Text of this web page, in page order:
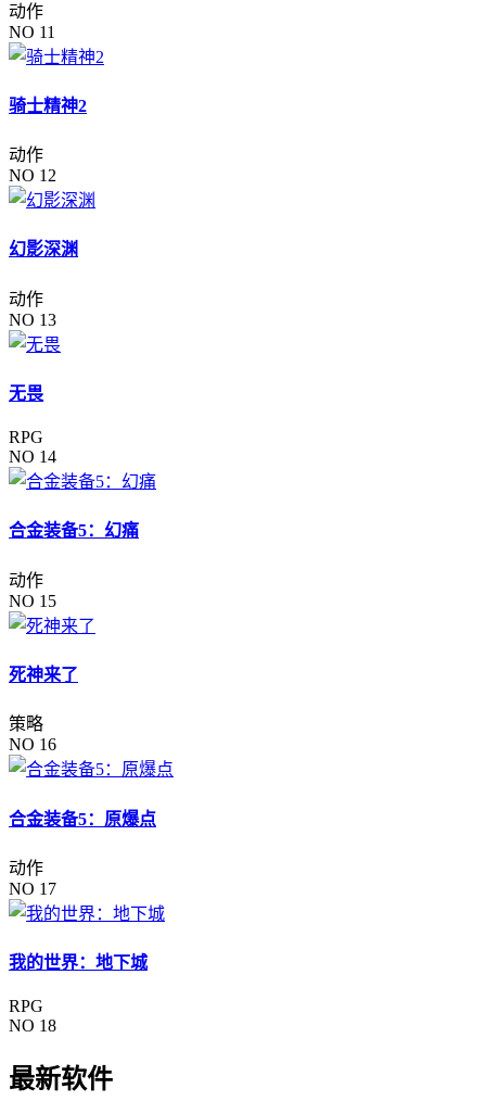
动作
NO 11
骑士精神2
动作
NO 12
幻影深渊
动作
NO 13
无畏
RPG
NO 14
合金装备5：幻痛
动作
NO 15
死神来了
策略
NO 16
合金装备5：原爆点
动作
NO 17
我的世界：地下城
RPG
NO 18
最新软件